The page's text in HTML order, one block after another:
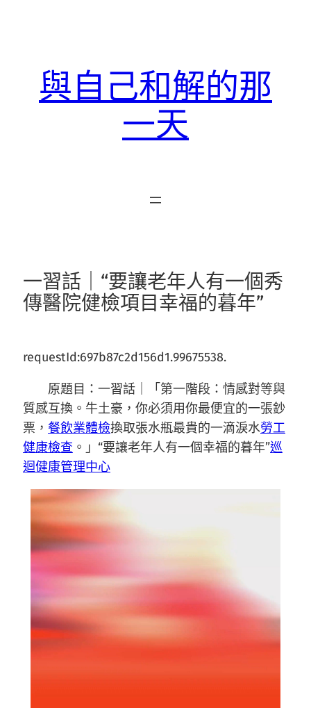
與自己和解的那
一天
一習話｜“要讓老年人有一個秀
傳醫院健檢項目幸福的暮年”
requestId:697b87c2d156d1.99675538.
原題目：一習話｜「第一階段：情感對等與
質感互換。牛土豪，你必須用你最便宜的一張鈔
票， 餐飲業體檢換取張水瓶最貴的一滴淚水勞工
健康檢查 。」“要讓老年人有一個幸福的暮年”巡
迴健康管理中心